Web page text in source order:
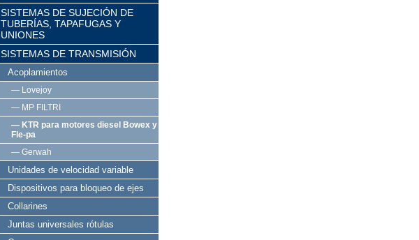
SISTEMAS DE SUJECIÓN DE
TUBERÍAS, TAPAFUGAS Y
UNIONES
SISTEMAS DE TRANSMISIÓN
Acoplamientos
— Lovejoy
— MP FILTRI
— KTR para motores diesel Bowex y
Fle-pa
— Gerwah
Unidades de velocidad variable
Dispositivos para bloqueo de ejes
Collarines
Juntas universales rótulas